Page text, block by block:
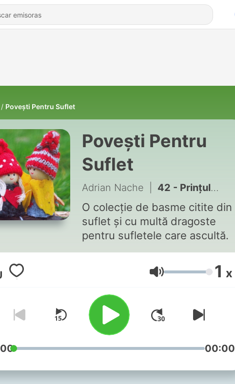
Povești Pentru Suflet
Povești Pentru
Suflet
Adrian Nache 42 - Prințul fermecat
O colecție de basme citite din
suflet și cu multă dragoste
pentru sufletele care ascultă.
Volumen 1 x
00:00